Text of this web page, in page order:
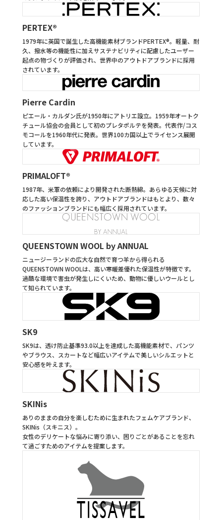
PERTEX®
1979年に英国で誕生した高機能素材ブランドPERTEX®。軽量、耐
久、撥水等の機能性に加えサステナビリティに配慮したユーザー
起点の物づくりが評価され、世界中のアウトドアブランドに採用
されています。
Pierre Cardin
ピエール・カルダン氏が1950年にアトリエ設立。1959年オートク
チュール協会の会員として初のプレタポルテを発表。代表作/コス
モコールを1960年代に発表。世界100カ国以上でライセンス展開
しています。
PRIMALOFT®︎
1987年、米軍の依頼により開発された断熱綿。あらゆる天候に対
応した高い保温性を誇り、アウトドアブランドはもとより、数々
のファッションブランドにも幅広く採用されています。
QUEENSTOWN WOOL by ANNUAL
ニュージーランドの広大な自然で育つ羊から得られる
QUEENSTOWN WOOLは、高い寒暖差優れた保温性が特徴です。
過酷な環境で害虫が発生しにくいため、動物に優しいウールとし
て知られています。
SK9
SK9は、透け防止基準93.0以上を達成した高機能素材で、パンツ
やブラウス、スカートなど幅広いアイテムで美しいシルエットと
安心感を叶えます。
SKINis
ありのままの自分を楽しむために生まれたフェムケアブランド、
SKINis（スキニス）。
女性のデリケートな悩みに寄り添い、困りごとがあることを忘れ
て過ごすためのアイテムを提案します。